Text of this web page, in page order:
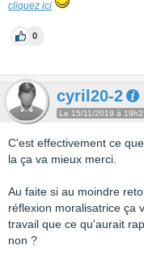
cliquez ici
0
cyril20-2
Le 15/11/2019 à
C'est effectivement ce
la ça va mieux merci.
Au faite si au moindre
réflexion moralisatrice ça
travail que ce qu'aurait
non ?